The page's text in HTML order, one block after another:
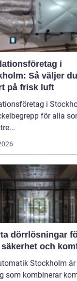
i
Så väljer
på frisk luft
i
för alla
dörrlösningar
och
Stockholm är
som kombinerar